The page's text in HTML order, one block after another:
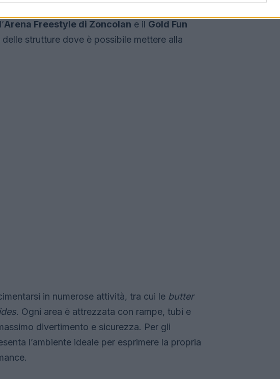
attrezzature moderne e spazi ampi per
Arena Freestyle di Zoncolan e il Gold Fun
strutture dove è possibile mettere alla
in numerose attività, tra cui le butter
. Ogni area è attrezzata con rampe, tubi e
divertimento e sicurezza. Per gli
l’ambiente ideale per esprimere la propria